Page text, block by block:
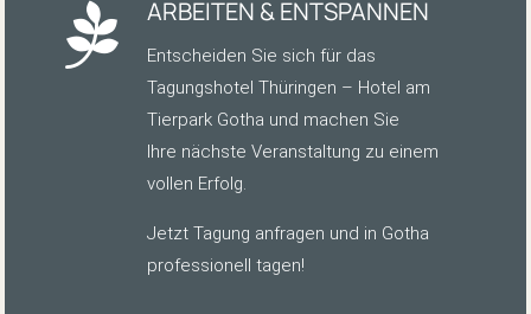
 ARBEITEN & ENTSPANNEN
Entscheiden Sie sich für das
Tagungshotel Thüringen – Hotel am
Tierpark Gotha und machen Sie
Ihre nächste Veranstaltung zu einem
vollen Erfolg.
Jetzt Tagung anfragen und in Gotha
professionell tagen!